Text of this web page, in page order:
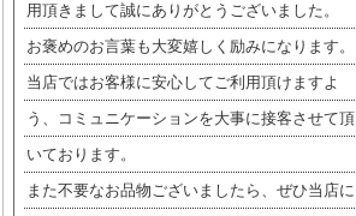
用頂きまして誠にありがとうございました。
お褒めのお言葉も大変嬉しく励みになります。
当店ではお客様に安心してご利用頂けますよ
う、コミュニケーションを大事に接客させて頂
いております。
また不要なお品物ございましたら、ぜひ当店に